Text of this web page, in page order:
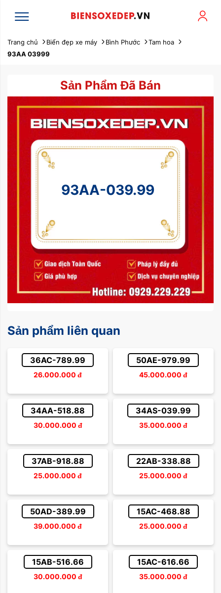
Trang chủ Biển đẹp xe máy Bình Phước
Tam hoa
93AA 03999
Sản Phẩm Đã Bán
93AA-039.99
Sản phẩm liên quan
36AC-789.99
26.000.000 đ
50AE-979.99
45.000.000 đ
34AA-518.88
30.000.000 đ
34AS-039.99
35.000.000 đ
37AB-918.88
25.000.000 đ
22AB-338.88
25.000.000 đ
50AD-389.99
39.000.000 đ
15AC-468.88
25.000.000 đ
15AB-516.66
30.000.000 đ
15AC-616.66
35.000.000 đ